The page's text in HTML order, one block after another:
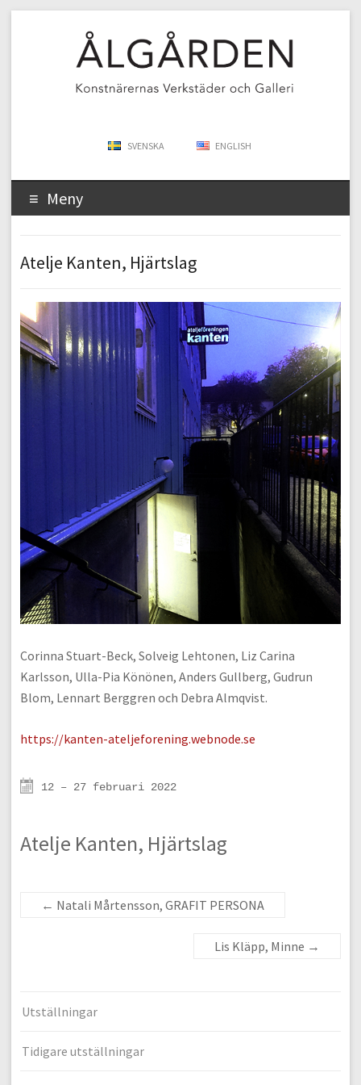
SVENSKA ENGLISH
Meny
Atelje Kanten, Hjärtslag
Corinna Stuart-Beck, Solveig Lehtonen, Liz Carina
Karlsson, Ulla-Pia Könönen, Anders Gullberg, Gudrun
Blom, Lennart Berggren och Debra Almqvist.
https://kanten-ateljeforening.webnode.se
12 – 27 februari 2022
Atelje Kanten, Hjärtslag
← Natali Mårtensson, GRAFIT PERSONA
Lis Kläpp, Minne →
Utställningar
Tidigare utställningar